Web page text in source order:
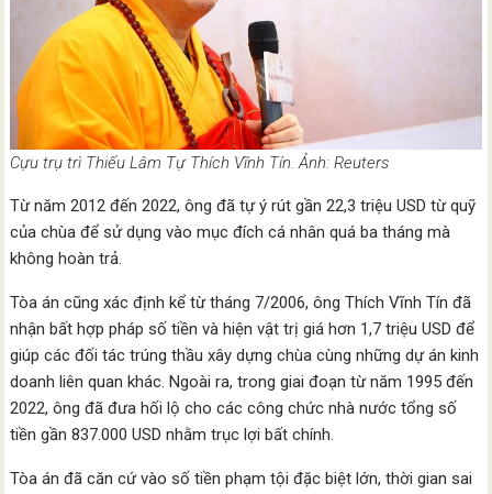
Cựu trụ trì Thiếu Lâm Tự Thích Vĩnh Tín. Ảnh: Reuters
Từ năm 2012 đến 2022, ông đã tự ý rút gần 22,3 triệu USD từ quỹ
của chùa để sử dụng vào mục đích cá nhân quá ba tháng mà
không hoàn trả.
Tòa án cũng xác định kể từ tháng 7/2006, ông Thích Vĩnh Tín đã
nhận bất hợp pháp số tiền và hiện vật trị giá hơn 1,7 triệu USD để
giúp các đối tác trúng thầu xây dựng chùa cùng những dự án kinh
doanh liên quan khác. Ngoài ra, trong giai đoạn từ năm 1995 đến
2022, ông đã đưa hối lộ cho các công chức nhà nước tổng số
tiền gần 837.000 USD nhằm trục lợi bất chính.
Tòa án đã căn cứ vào số tiền phạm tội đặc biệt lớn, thời gian sai